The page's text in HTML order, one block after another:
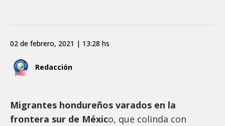
Redacción
02 de febrero, 2021 | 13:28 hs
Migrantes hondureños varados en la
frontera sur de México, que colinda con